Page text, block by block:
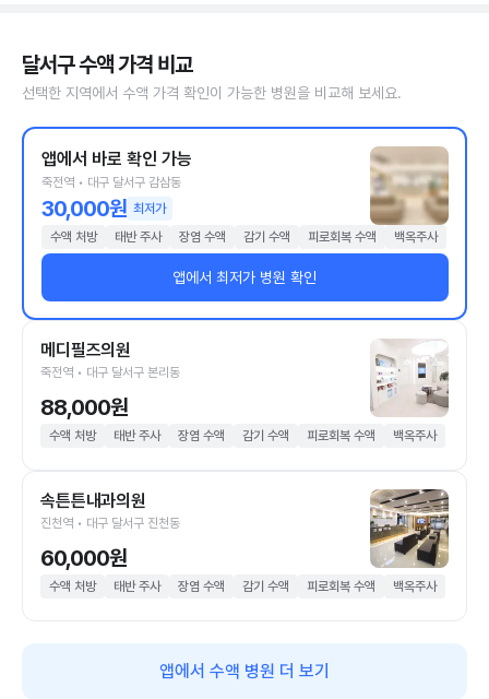
달서구 수액 가격 비교
선택한 지역에서 수액 가격 확인이 가능한 병원을 비교해 보세요.
앱에서 바로 확인 가능
죽전역 • 대구 달서구 감삼동
30,000원 최저가
수액 처방
태반 주사 장염 수액 감기 수액 피로회복 수액 백옥주사
앱에서 최저가 병원 확인
메디필즈의원
죽전역 • 대구 달서구 본리동
88,000원
수액 처방 태반 주사 장염 수액 감기 수액 피로회복 수액 백옥주사
속튼튼내과의원
진천역 • 대구 달서구 진천동
60,000원
수액 처방 태반 주사 장염 수액 감기 수액 피로회복 수액 백옥주사
앱에서 수액 병원 더 보기